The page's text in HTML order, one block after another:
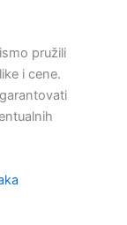
pružili
i cene.